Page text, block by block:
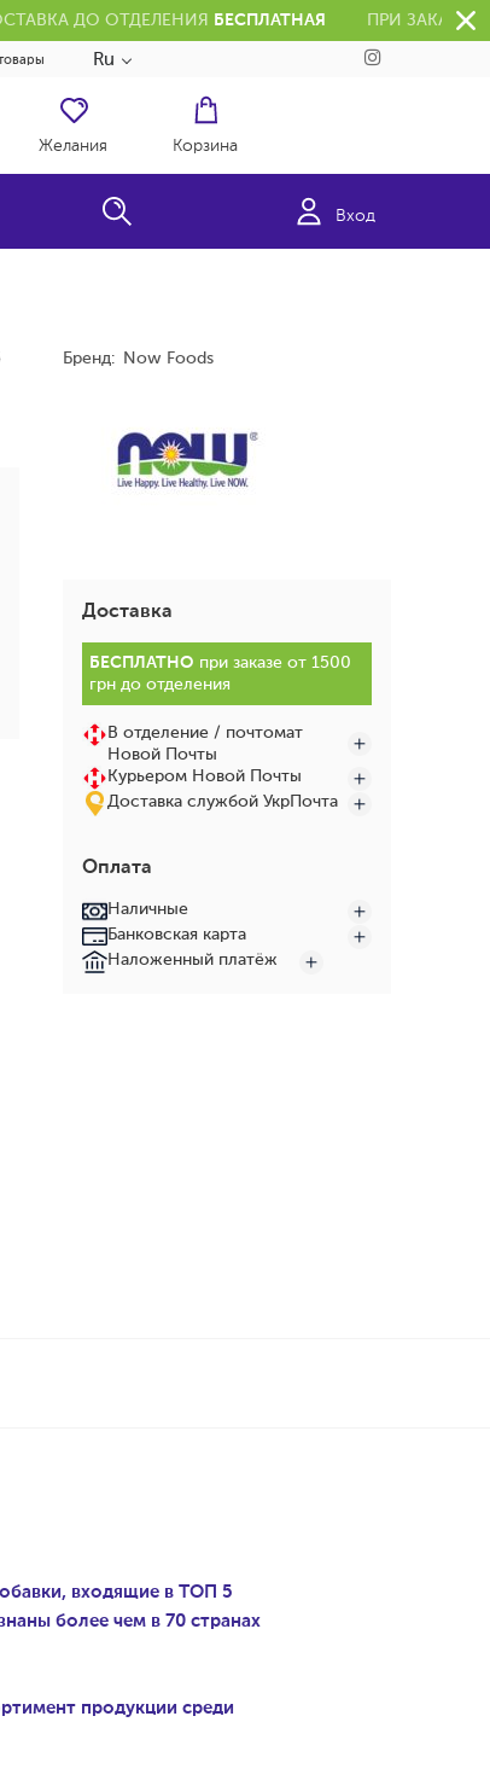
ДО ОТДЕЛЕНИЯ БЕСПЛАТНАЯ ПРИ ЗАКАЗЕ
Ru
Желания Корзина
Вход
Бренд: Now Foods
Доставка
БЕСПЛАТНО при заказе от 1500
грн до отделения
В отделение / почтомат
Новой Почты
Курьером Новой Почты
Доставка службой УкрПочта
Оплата
Наличные
Банковская карта
Наложенный платёж
входящие в ТОП 5
более чем в 70 странах
продукции среди